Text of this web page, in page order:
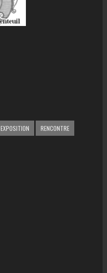
EXPOSITION RENCONTRE